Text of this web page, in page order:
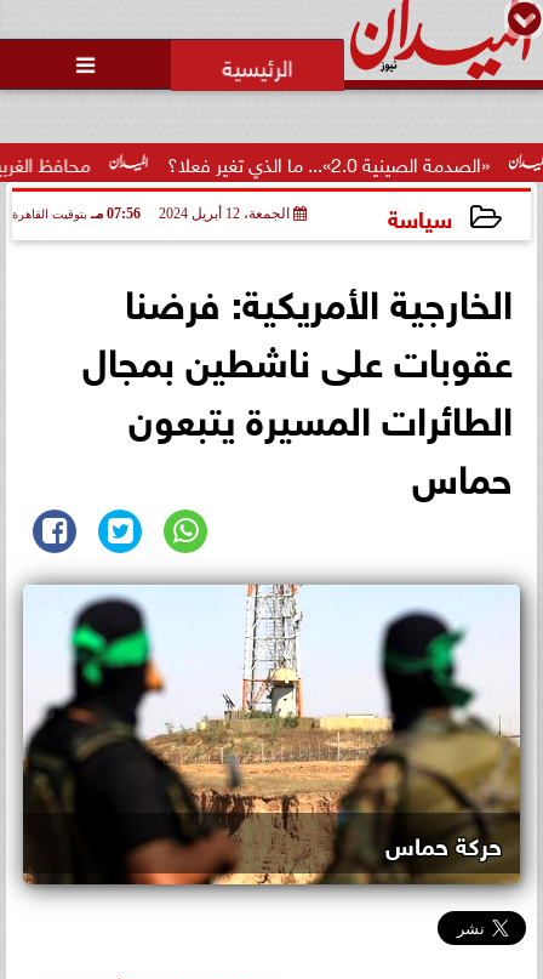

محافظ الغربية يكرم 100 من أوائل الجمهورية والمحافظة ويؤكد: الاستثمار... 2.0»... ما الذي تغير فعلا؟
سياسة الجمعة، 12 أبريل 2024 07:56 مـ بتوقيت القاهرة
الخارجية الأمريكية: فرضنا
عقوبات على ناشطين بمجال
الطائرات المسيرة يتبعون
حماس
حركة حماس